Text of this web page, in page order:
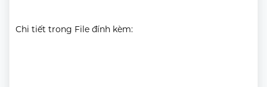
Chi tiết trong File đính kèm: